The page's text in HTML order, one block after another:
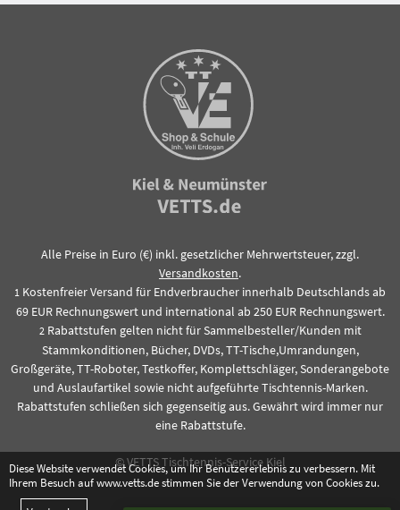
Alle Preise in Euro (€) inkl. gesetzlicher Mehrwertsteuer, zzgl.
Versandkosten.
1 Kostenfreier Versand für Endverbraucher innerhalb Deutschlands ab
69 EUR Rechnungswert und international ab 250 EUR Rechnungswert.
2Rabattstufen gelten nicht für Sammelbesteller/Kunden mit
Stammkonditionen, Bücher, DVDs, TT-Tische,Umrandungen,
Großgeräte, TT-Roboter, Testkoffer, Komplettschläger, Sonderangebote
und Auslaufartikel sowie nicht aufgeführte Tischtennis-Marken.
Rabattstufen schließen sich gegenseitig aus. Gewährt wird immer nur
eine Rabattstufe.
© VETTS Tischtennis-Service Kiel
Diese Website verwendet Cookies, um Ihr Benutzererlebnis zu verbessern. Mit
Ihrem Besuch auf www.vetts.de stimmen Sie der Verwendung von Cookies zu.